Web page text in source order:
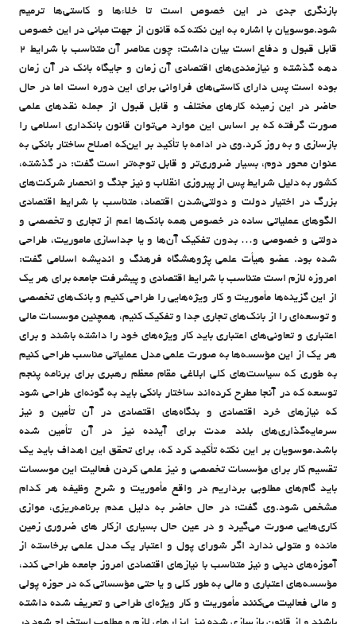
بازنگری جدی در این خصوص است تا خلاءها و کاستی‌ها ترمیم
شود.موسویان با اشاره به این نکته که قانون از جهت مبانی در این خصوص
قابل قبول و دفاع است بیان داشت: چون عناصر آن متناسب با شرایط 2
دهه گذشته و نیازمندی‌های اقتصادی آن زمان و جایگاه بانک در آن زمان
بوده است پس دارای کاستی‌های فراوانی برای این دوره است اما در حال
حاضر در این زمینه کارهای مختلف و قابل قبول از جمله نقدهای علمی
صورت گرفته که بر اساس این موارد می‌توان قانون بانکداری اسلامی را
بازسازی و به روز کرد.وي در ادامه با تأكيد بر اين‌كه اصلاح ساختار بانكي به
عنوان محور دوم، بسيار ضروري‌تر و قابل توجه‌تر است گفت: در گذشته،
کشور به دلیل شرایط پس از پیروزی انقلاب و نیز جنگ و انحصار شرکت‌های
بزرگ در اختیار دولت و دولتی‌شدن اقتصاد، متناسب با شرایط اقتصادی
الگوهای عملیاتی ساده در خصوص همه بانک‌ها اعم از تجاری و تخصصی و
دولتی و خصوصی و… بدون تفکیک آن‌ها و یا جداسازی ماموریت، طراحی
شده بود. عضو هیأت علمی پژوهشگاه فرهنگ و اندیشه اسلامی گفت:
امروزه لازم است متناسب با شرایط اقتصادی و پیشرفت جامعه برای هر یک
از این گزینه‌ها مأموریت و کار ویژه‌هایی را طراحی کنیم و بانک‌های تخصصی
و توسعه‌ای را از بانک‌های تجاری جدا و تفکیک کنیم، همچنین موسسات مالی
اعتباری و تعاونی‌های اعتباری باید کار ویژه‌های خود را داشته باشند و برای
هر یک از این مؤسسه‌ها به صورت علمی مدل عملیاتی مناسب طراحی کنیم
به طوری که سیاست‌های کلی ابلاغی مقام معظم رهبری برای برنامه پنجم
توسعه که در آنجا مطرح کرده‌اند ساختار بانکی باید به گونه‌ای طراحی شود
که نیازهای خرد اقتصادی و بنگاه‌های اقتصادی در آن تأمین و نیز
سرمایه‌گذاری‌های بلند مدت برای آینده نیز در آن تأمین شده
باشد.موسويان بر این نکته تأکید کرد که، برای تحقق این اهداف باید یک
تقسیم کار برای مؤسسات تخصصی و نیز علمی کردن فعالیت این موسسات
باید گام‌های مطلوبی برداریم در واقع مأموریت و شرح وظیفه هر کدام
مشخص شود.وي گفت: در حال حاضر به دلیل عدم برنامه‌ریزی، موازی
کاری‌هایی صورت می‌گیرد و در عین حال بسیاری ازکار های ضروری زمین
مانده و متولی ندارد اگر شورای پول و اعتبار یک مدل علمی برخاسته از
آموزه‌های دینی و نیز متناسب با نیازهای اقتصادی امروز جامعه طراحی کند،
مؤسسه‌های اعتباری و مالی به طور کلی و یا حتی مؤسساتی که در حوزه پولی
و مالی فعالیت می‌کنند مأموریت و کار ویژه‌ای طراحی و تعریف شده داشته